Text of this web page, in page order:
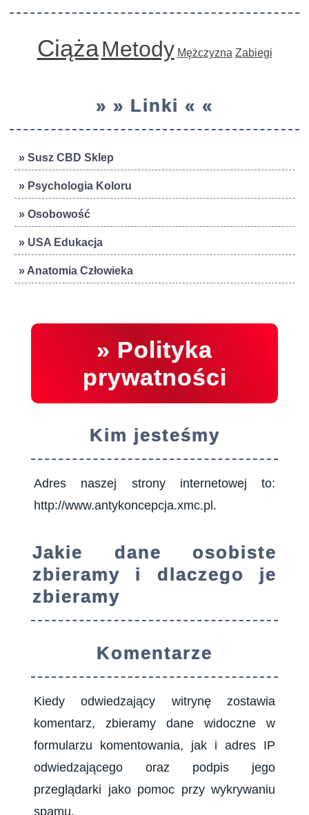
CiążaMetody Mężczyzna Zabiegi
» » Linki « «
» Susz CBD Sklep
» Psychologia Koloru
» Osobowość
» USA Edukacja
» Anatomia Człowieka
» Polityka
prywatności
Kim jesteśmy
Adres naszej strony internetowej to:
http://www.antykoncepcja.xmc.pl.
Jakie dane osobiste
zbieramy i dlaczego je
zbieramy
Komentarze
Kiedy odwiedzający witrynę zostawia
komentarz, zbieramy dane widoczne w
formularzu komentowania, jak i adres IP
odwiedzającego oraz podpis jego
przeglądarki jako pomoc przy wykrywaniu
spamu.